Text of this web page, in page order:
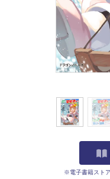
※電子書籍スト